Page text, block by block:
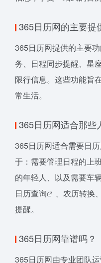
365日历网的主要提
365日历网提供的主要
务、日程同步提醒、星
限行信息。这些功能旨
常生活。
365日历网适合那些
365日历网适合需要日
于：需要管理日程的上
的年轻人、以及需要车
日历查询
、农历转换、
提醒。
365日历网靠谱吗？
365日历网由专业团队